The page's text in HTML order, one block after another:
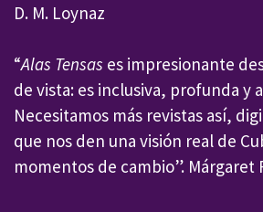
D. M. Loynaz
“Alas Tensas es impresionante
de vista: es inclusiva, profunda y
Necesitamos más revistas así,
que nos den una visión real de
momentos de cambio”. Márgaret